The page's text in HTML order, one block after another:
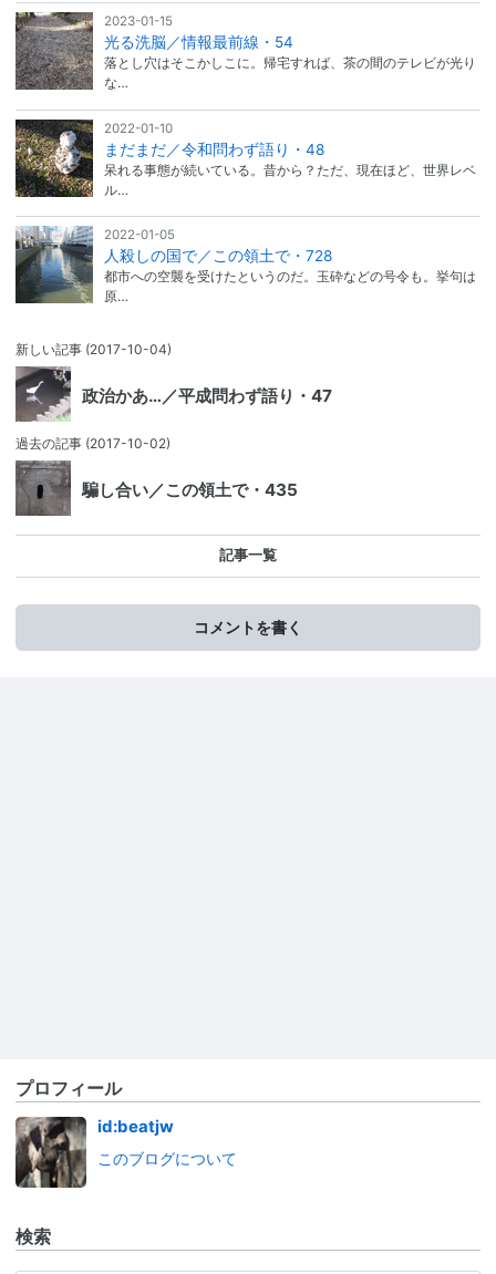
2023-01-15
光る洗脳／情報最前線・54
落とし穴はそこかしこに。帰宅すれば、茶の間のテレビが光り
な…
2022-01-10
まだまだ／令和問わず語り・48
呆れる事態が続いている。昔から？ただ、現在ほど、世界レベ
ル…
2022-01-05
人殺しの国で／この領土で・728
都市への空襲を受けたというのだ。玉砕などの号令も。挙句は
原…
新しい記事 (2017-10-04)
政治かあ…／平成問わず語り・47
過去の記事 (2017-10-02)
騙し合い／この領土で・435
記事一覧
コメントを書く
プロフィール
id:beatjw
このブログについて
検索